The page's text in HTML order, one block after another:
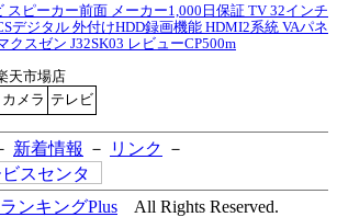
スピーカー前面 メーカー1,000日保証 TV 32インチ
デジタル 外付けHDD録画機能 HDMI2系統 VAパネ
クスゼン J32SK03 レビューCP500m
天市場店
メラ テレビ
新着情報 － リンク －
ンキングPlus All Rights Reserved.